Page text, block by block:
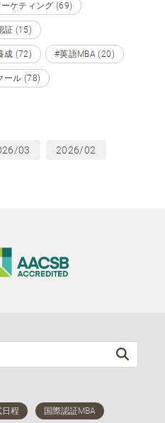
ケティング (69)
証 (15)
成 (72) #英語MBA (20)
ール (78)
03 2026/02